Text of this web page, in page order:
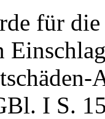
für
I S.